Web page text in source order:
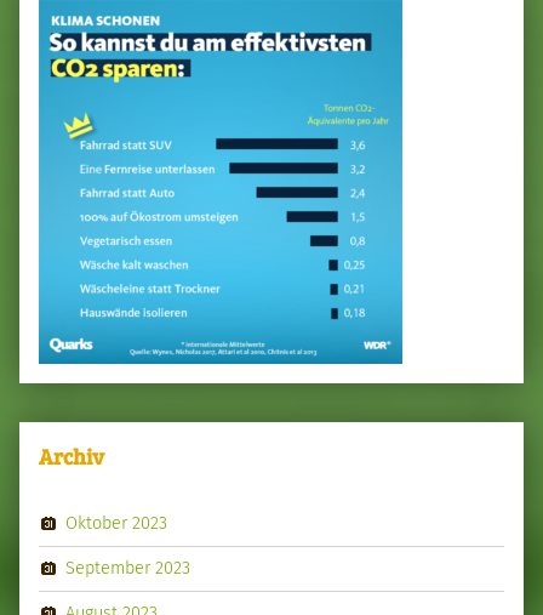
Archiv
Oktober 2023
September 2023